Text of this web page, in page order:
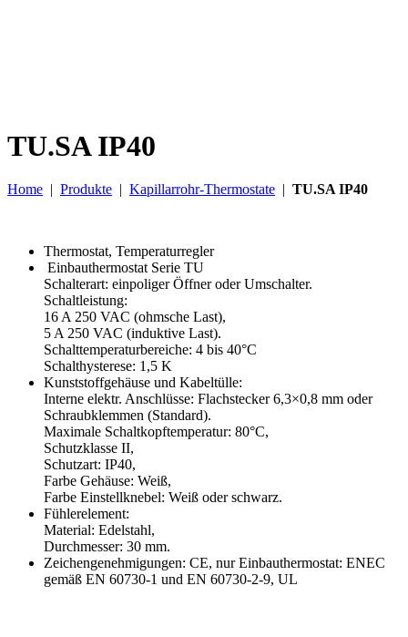
TU.SA IP40
Home | Produkte | Kapillarrohr-Thermostate | TU.SA IP40
Thermostat, Temperaturregler
Einbauthermostat Serie TU
Schalterart: einpoliger Öffner oder Umschalter.
Schaltleistung:
16 A 250 VAC (ohmsche Last),
5 A 250 VAC (induktive Last).
Schalttemperaturbereiche: 4 bis 40°C
Schalthysterese: 1,5 K
Kunststoffgehäuse und Kabeltülle:
Interne elektr. Anschlüsse: Flachstecker 6,3×0,8 mm oder
Schraubklemmen (Standard).
Maximale Schaltkopftemperatur: 80°C,
Schutzklasse II,
Schutzart: IP40,
Farbe Gehäuse: Weiß,
Farbe Einstellknebel: Weiß oder schwarz.
Fühlerelement:
Material: Edelstahl,
Durchmesser: 30 mm.
Zeichengenehmigungen: CE, nur Einbauthermostat: ENEC
gemäß EN 60730-1 und EN 60730-2-9, UL